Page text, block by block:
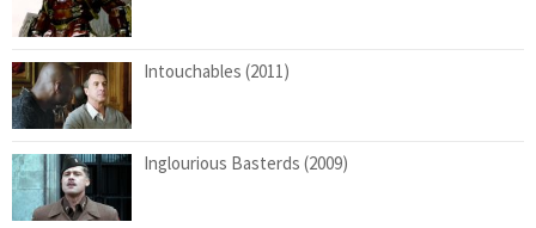
Intouchables (2011)
Inglourious Basterds (2009)